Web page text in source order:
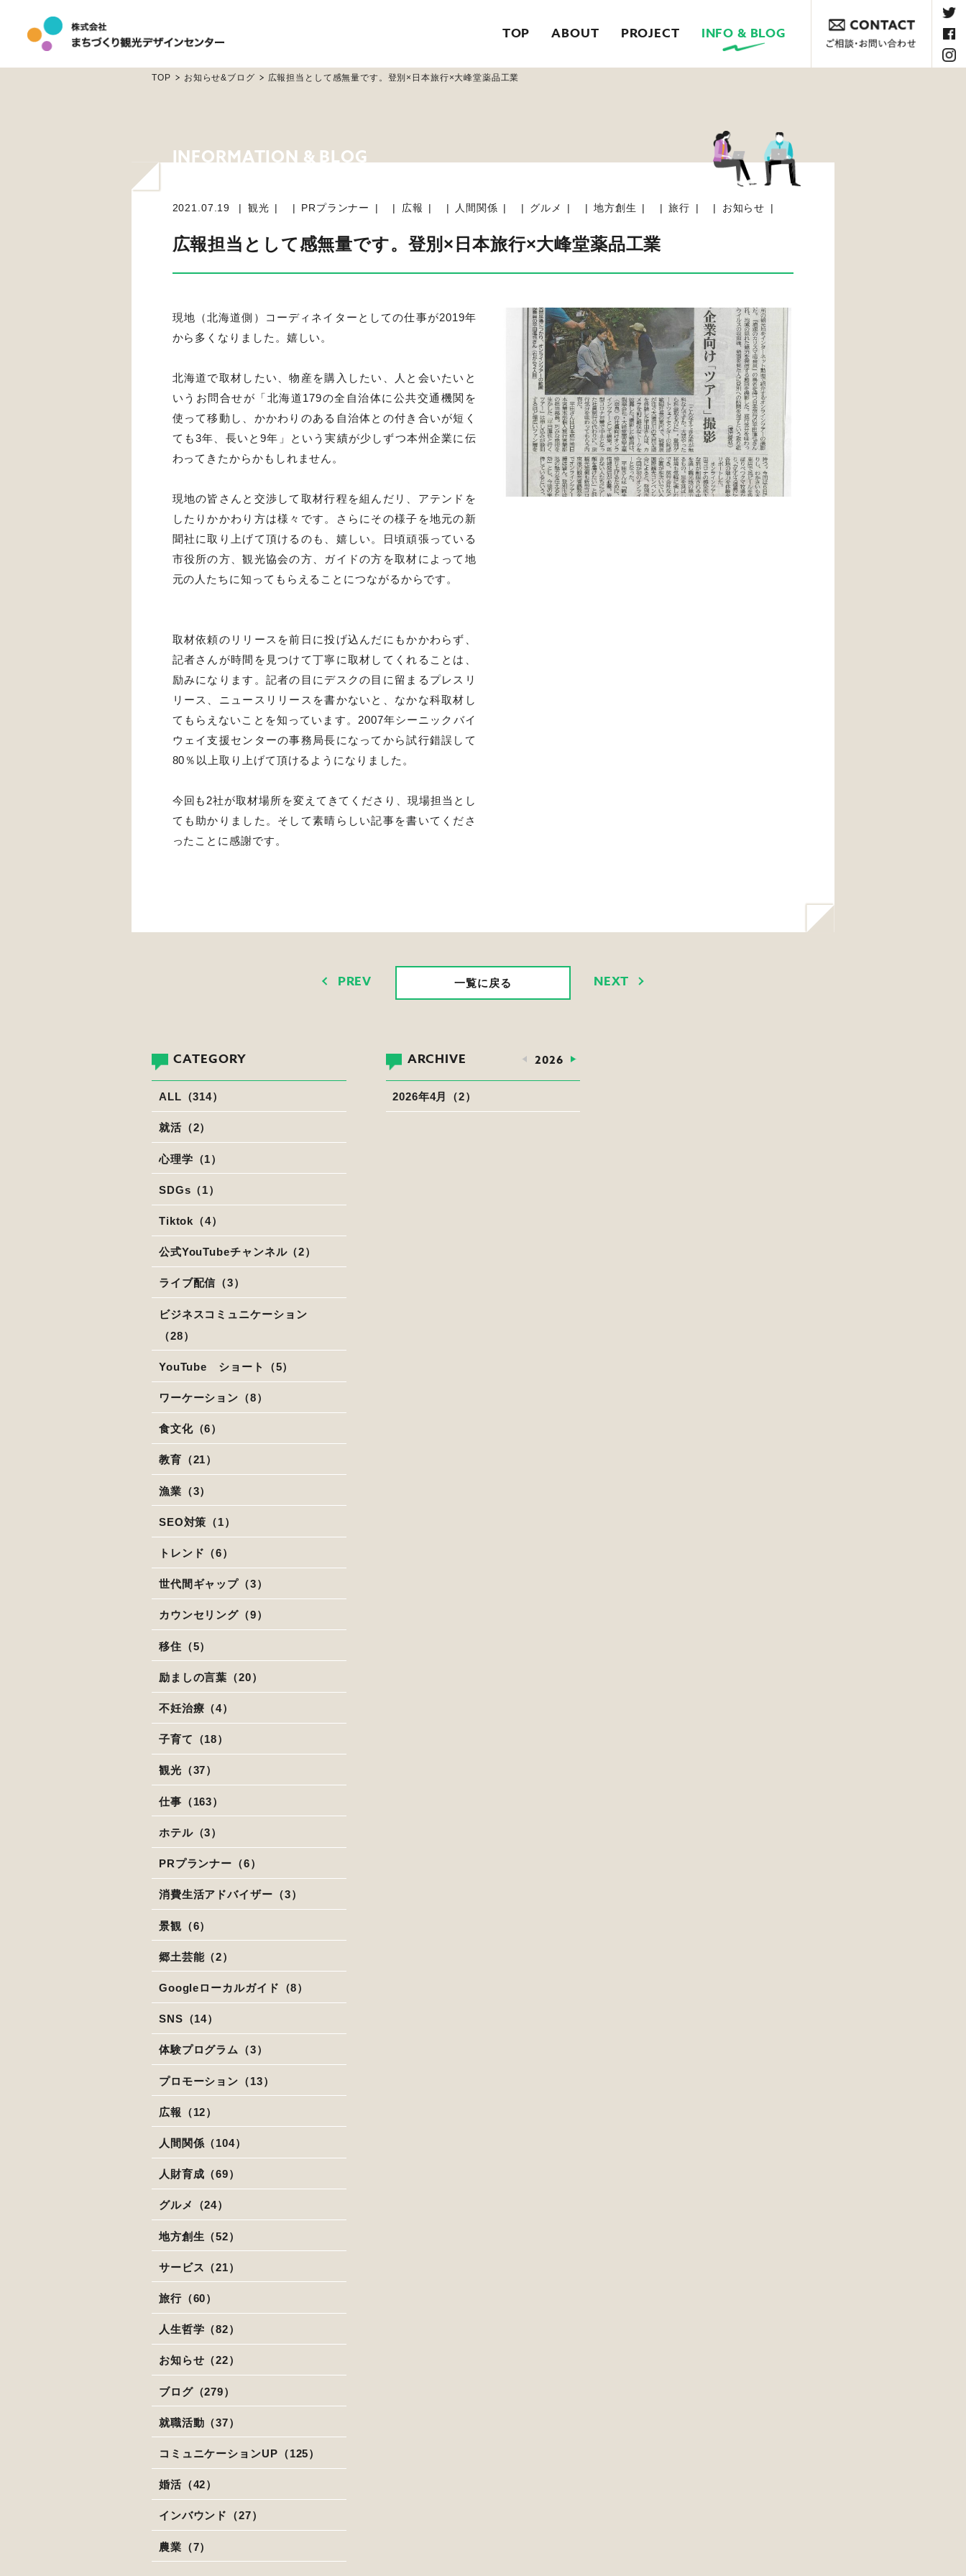
TOP ABOUT PROJECT INFO & BLOG
TOP お知らせ&ブログ 広報担当として感無量です。登別×日本旅行×大峰堂薬品工業
2021.07.19 観光 PRプランナー 広報 人間関係 グルメ 地方創生 旅行 お知らせ
広報担当として感無量です。登別×日本旅行×大峰堂薬品工業
現地（北海道側）コーディネイターとしての仕事が2019年
から多くなりました。嬉しい。
北海道で取材したい、物産を購入したい、人と会いたいと
いうお問合せが「北海道179の全自治体に公共交通機関を
使って移動し、かかわりのある自治体との付き合いが短く
ても3年、長いと9年」という実績が少しずつ本州企業に伝
わってきたからかもしれません。
現地の皆さんと交渉して取材行程を組んだリ、アテンドを
したりかかわり方は様々です。さらにその様子を地元の新
聞社に取り上げて頂けるのも、嬉しい。日頃頑張っている
市役所の方、観光協会の方、ガイドの方を取材によって地
元の人たちに知ってもらえることにつながるからです。
取材依頼のリリースを前日に投げ込んだにもかかわらず、
記者さんが時間を見つけて丁寧に取材してくれることは、
励みになります。記者の目にデスクの目に留まるプレスリ
リース、ニュースリリースを書かないと、なかな科取材し
てもらえないことを知っています。2007年シーニックバイ
ウェイ支援センターの事務局長になってから試行錯誤して
80％以上取り上げて頂けるようになりました。
今回も2社が取材場所を変えてきてくださり、現場担当とし
ても助かりました。そして素晴らしい記事を書いてくださ
ったことに感謝です。
PREV NEXT
一覧に戻る
CATEGORY
ALL（314）
就活（2）
心理学（1）
SDGs（1）
Tiktok（4）
公式YouTubeチャンネル（2）
ライブ配信（3）
ビジネスコミュニケーション
（28）
YouTube ショート（5）
ワーケーション（8）
食文化（6）
教育（21）
漁業（3）
SEO対策（1）
トレンド（6）
世代間ギャップ（3）
カウンセリング（9）
移住（5）
励ましの言葉（20）
不妊治療（4）
子育て（18）
観光（37）
仕事（163）
ホテル（3）
PRプランナー（6）
消費生活アドバイザー（3）
景観（6）
郷土芸能（2）
Googleローカルガイド（8）
SNS（14）
体験プログラム（3）
プロモーション（13）
広報（12）
人間関係（104）
人財育成（69）
グルメ（24）
地方創生（52）
サービス（21）
旅行（60）
人生哲学（82）
お知らせ（22）
ブログ（279）
就職活動（37）
コミュニケーションUP（125）
婚活（42）
インバウンド（27）
農業（7）
ARCHIVE 2026
2026年4月（2）